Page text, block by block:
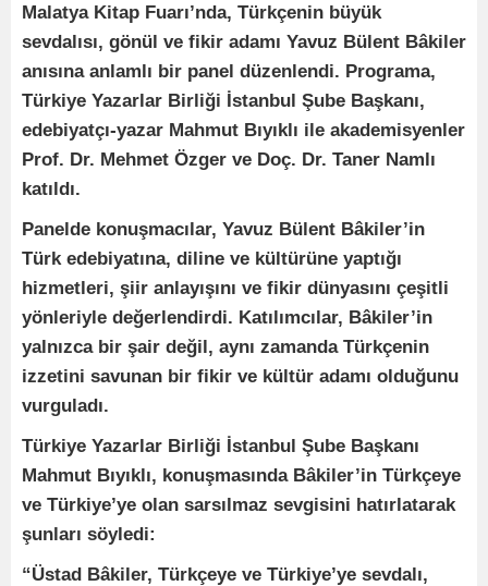
Malatya Kitap Fuarı’nda, Türkçenin büyük
sevdalısı, gönül ve fikir adamı Yavuz Bülent Bâkiler
anısına anlamlı bir panel düzenlendi. Programa,
Türkiye Yazarlar Birliği İstanbul Şube Başkanı,
edebiyatçı-yazar Mahmut Bıyıklı ile akademisyenler
Prof. Dr. Mehmet Özger ve Doç. Dr. Taner Namlı
katıldı.
Panelde konuşmacılar, Yavuz Bülent Bâkiler’in
Türk edebiyatına, diline ve kültürüne yaptığı
hizmetleri, şiir anlayışını ve fikir dünyasını çeşitli
yönleriyle değerlendirdi. Katılımcılar, Bâkiler’in
yalnızca bir şair değil, aynı zamanda Türkçenin
izzetini savunan bir fikir ve kültür adamı olduğunu
vurguladı.
Türkiye Yazarlar Birliği İstanbul Şube Başkanı
Mahmut Bıyıklı, konuşmasında Bâkiler’in Türkçeye
ve Türkiye’ye olan sarsılmaz sevgisini hatırlatarak
şunları söyledi:
“Üstad Bâkiler, Türkçeye ve Türkiye’ye sevdalı,